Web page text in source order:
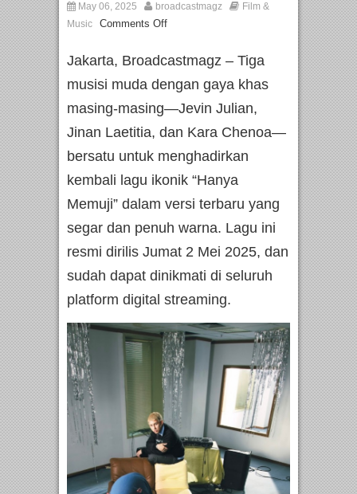
May 06, 2025 broadcastmagz
Film &
Music
Comments Off
Jakarta, Broadcastmagz – Tiga
musisi muda dengan gaya khas
masing-masing—Jevin Julian,
Jinan Laetitia, dan Kara Chenoa—
bersatu untuk menghadirkan
kembali lagu ikonik “Hanya
Memuji” dalam versi terbaru yang
segar dan penuh warna. Lagu ini
resmi dirilis Jumat 2 Mei 2025, dan
sudah dapat dinikmati di seluruh
platform digital streaming.